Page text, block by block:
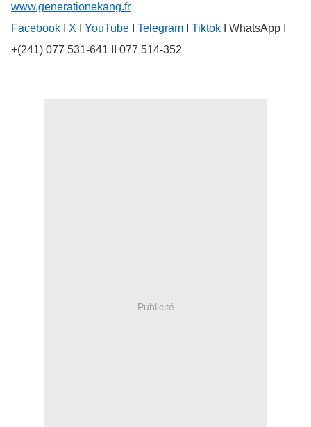
www.generationekang.fr
Facebook
X YouTube Telegram Tiktok
I WhatsApp I
+(241) 077 531-641 II 077 514-352
Publicité